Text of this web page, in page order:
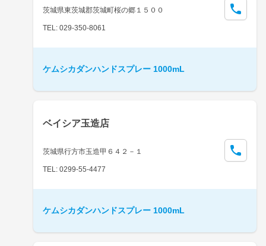
茨城県東茨城郡茨城町桜の郷１５００
TEL: 029-350-8061
ケムシカダンハンドスプレー 1000mL
ベイシア玉造店
茨城県行方市玉造甲６４２－１
TEL: 0299-55-4477
ケムシカダンハンドスプレー 1000mL